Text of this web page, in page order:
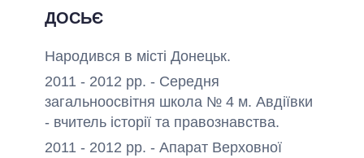
ДОСЬЄ
Народився в місті Донецьк.
2011 - 2012 рр. - Середня
загальноосвітня школа № 4 м. Авдіївки
- вчитель історії та правознавства.
2011 - 2012 рр. - Апарат Верховної